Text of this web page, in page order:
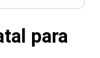
para